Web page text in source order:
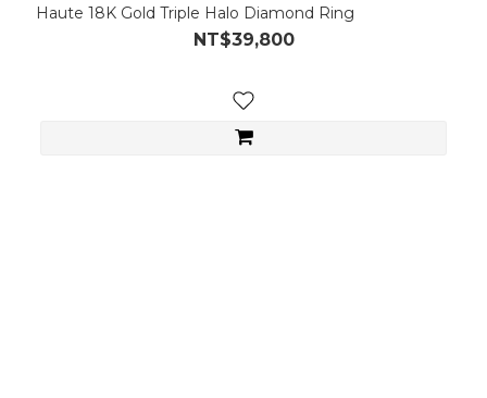
Haute 18K Gold Triple Halo Diamond Ring
NT$39,800